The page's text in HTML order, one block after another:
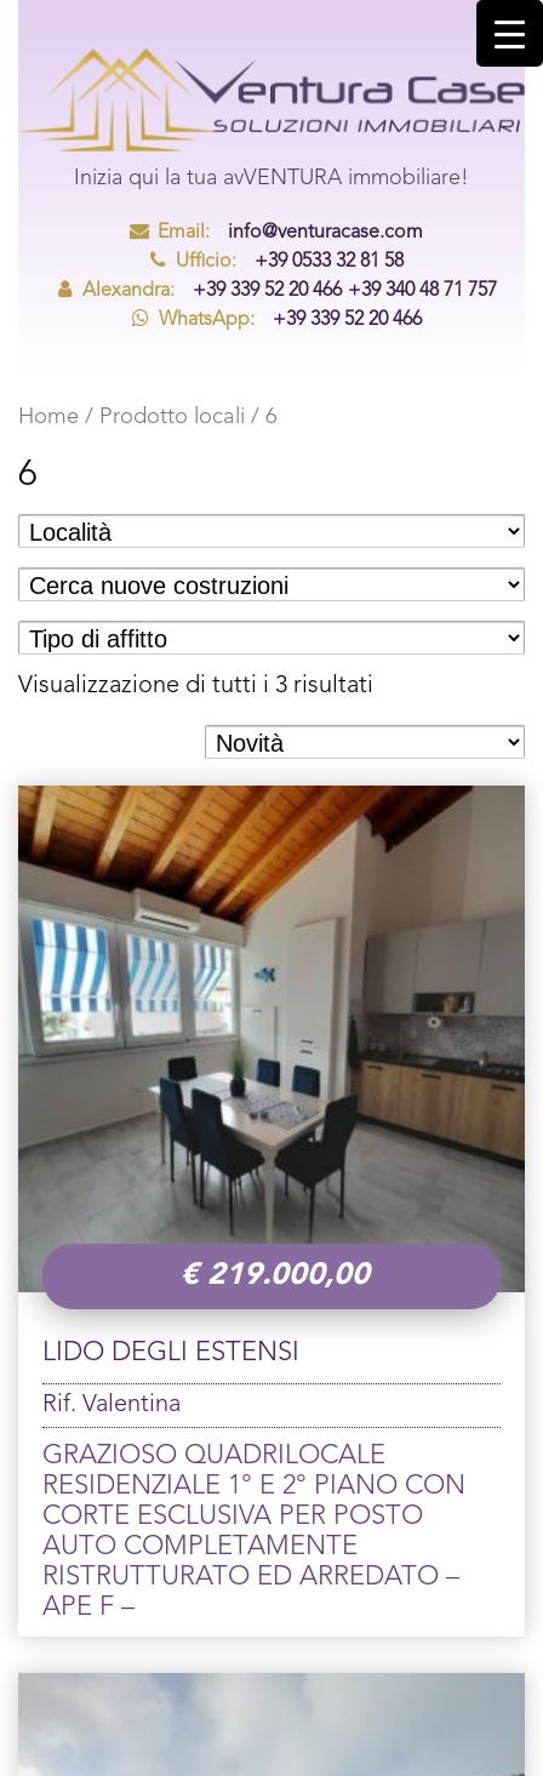
Inizia qui la tua avVENTURA immobiliare!
Email:
info@venturacase.com
Ufficio:
+39 0533 32 81 58
Alexandra:
+39 339 52 20 466 +39 340 48 71 757
WhatsApp:
+39 339 52 20 466
Home / Prodotto locali / 6
6
Visualizzazione di tutti i 3 risultati
€219.000,00
LIDO DEGLI ESTENSI
Rif. Valentina
GRAZIOSO QUADRILOCALE
RESIDENZIALE 1° E 2° PIANO CON
CORTE ESCLUSIVA PER POSTO
AUTO COMPLETAMENTE
RISTRUTTURATO ED ARREDATO –
APE F –